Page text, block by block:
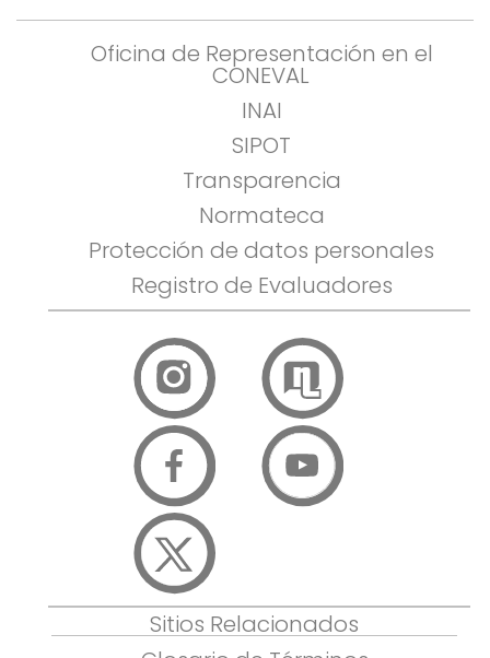
Oficina de Representación en el
CONEVAL
INAI
SIPOT
Transparencia
Normateca
Protección de datos personales
Registro de Evaluadores
Sitios Relacionados